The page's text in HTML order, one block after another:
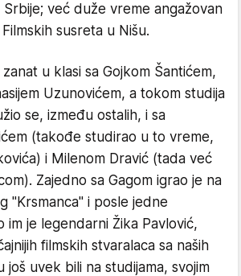
Srbije; već duže vreme angažovan
susreta u Nišu.
u klasi sa Gojkom Šantićem,
Uzunovićem, a tokom studija
se, između ostalih, i sa
(takođe studirao u to vreme,
i Milenom Dravić (tada već
Zajedno sa Gagom igrao je na
"Krsmanca" i posle jedne
im je legendarni Žika Pavlović,
filmskih stvaralaca sa naših
još uvek bili na studijama, svojim